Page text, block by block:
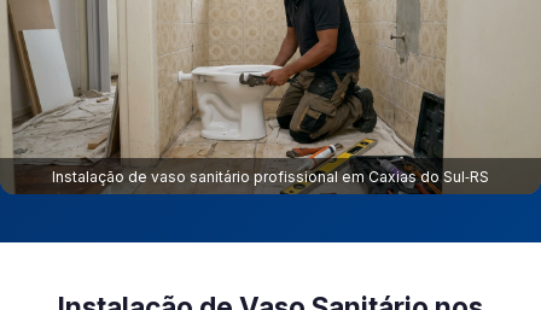
Instalação de vaso sanitário profissional em Caxias do Sul‑RS